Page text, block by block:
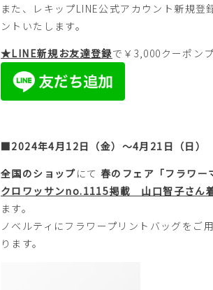
また、レキップLINE公式アカウント新規
ントいたします。
★LINE新規お友達登録で￥3,000クーポ
■2024年4月12日（金）～4月21日（日）
全国のショップにて春のフェア「フラワー
クロワッサンno.1115掲載 山口智子さん
ます。
ノベルティにフラワープリントバッグをご
ります。